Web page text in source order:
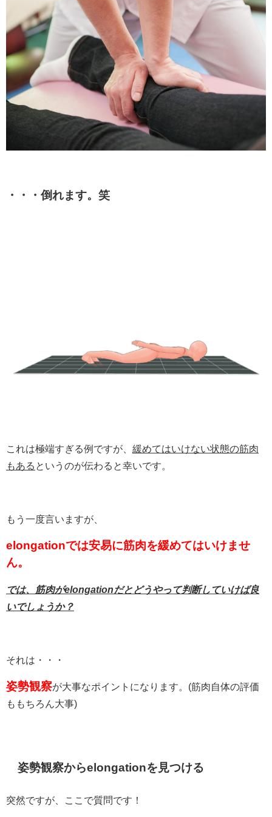
・・・倒れます。笑
これは極端すぎる例ですが、 緩めてはいけない状態の筋肉
もある というのが伝わると幸いです。
もう一度言いますが、
elongationでは安易に筋肉を緩めてはいけませ
ん。
では、筋肉がelongationだとどうやって判断していけば良
いでしょうか？
それは・・・
姿勢観察が大事なポイントになります。(筋肉自体の評価
ももちろん大事)
姿勢観察からelongationを見つける
突然ですが、ここで質問です！